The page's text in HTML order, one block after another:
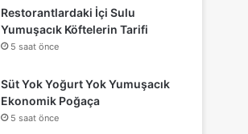
Restorantlardaki İçi Sulu
Yumuşacık Köftelerin Tarifi
5 saat önce
Süt Yok Yoğurt Yok Yumuşacık
Ekonomik Poğaça
5 saat önce